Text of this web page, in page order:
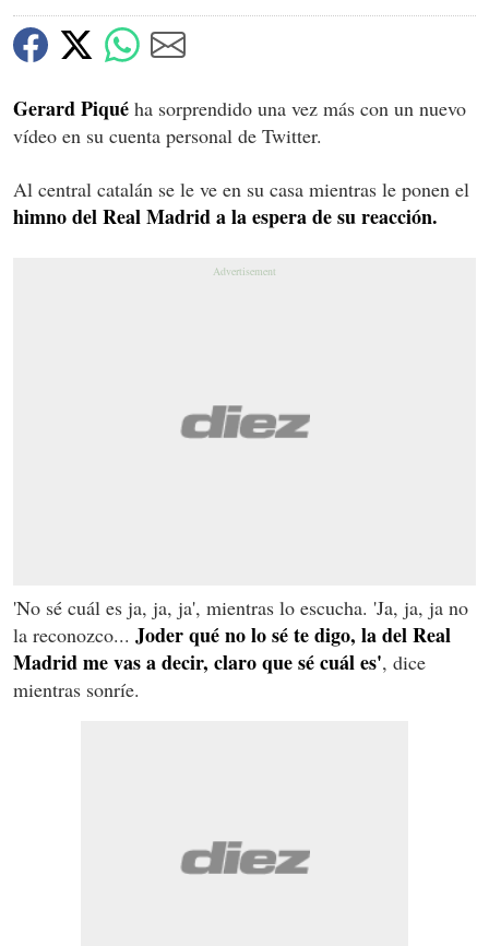
Gerard Piqué ha sorprendido una vez más con un nuevo
vídeo en su cuenta personal de Twitter.
Al central catalán se le ve en su casa mientras le ponen el
himno del Real Madrid a la espera de su reacción.
'No sé cuál es ja, ja, ja', mientras lo escucha. 'Ja, ja, ja no
la reconozco... Joder qué no lo sé te digo, la del Real
Madrid me vas a decir, claro que sé cuál es', dice
mientras sonríe.